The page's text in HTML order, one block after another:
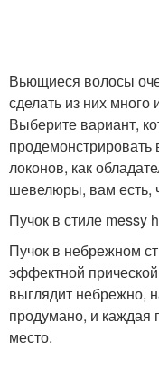
Вьющиеся волосы
сделать из них
Выберите вариант,
продемонстрировать
локонов, как
шевелюры, вам есть,
Пучок в стиле messy
Пучок в небрежном
эффектной
выглядит небрежно,
продумано, и каждая
место.